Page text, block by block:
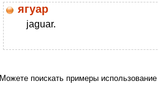
ягуар
jaguar.
Можете поискать примеры